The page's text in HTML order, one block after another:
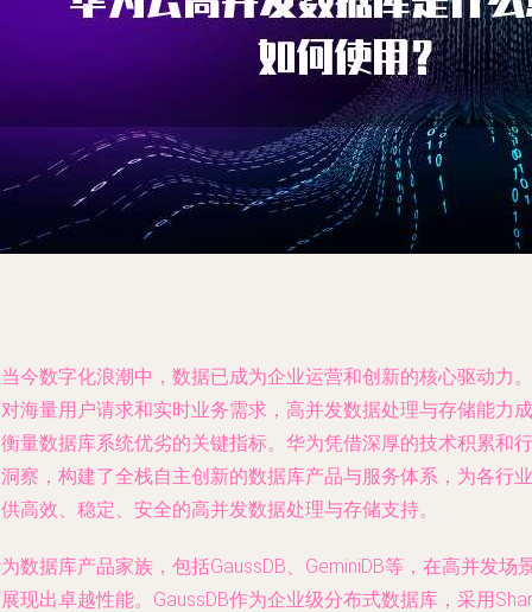
今数字化浪潮中，数据已成为企业运营和创新的核心驱动力。
海量用户请求和实时业务需求，高并发数据处理与存储能力成
量数据库系统优劣的关键指标。华为凭借深厚的技术积累和行
察，构建了全栈自主创新的数据库产品与服务体系，为各行业
高效、稳定、安全的高并发数据处理与存储支持。
数据库产品家族，包括GaussDB、GeminiDB等，在高并发场
现出卓越性能。GaussDB作为企业级分布式数据库，采用